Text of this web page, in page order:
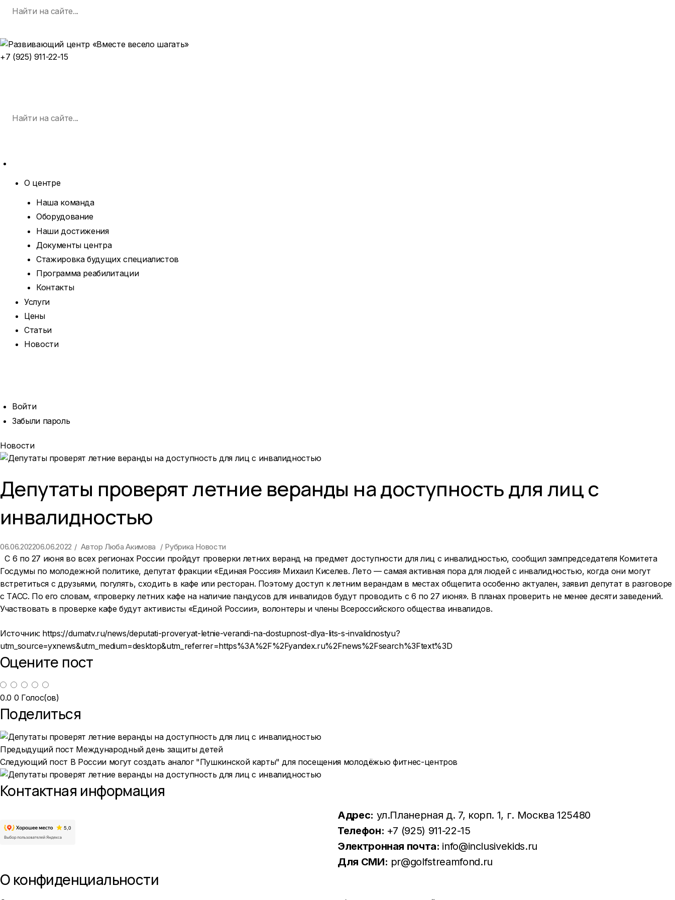
Skip
+7 (925) 911-22-15
О центре
Наша команда
Оборудование
Наши достижения
Документы центра
Стажировка будущих специалистов
Программа реабилитации
Контакты
Услуги
Цены
Статьи
Новости
Войти
Забыли пароль
Новости
Депутаты проверят летние веранды на доступность для лиц с
инвалидностью
06.06.202206.06.2022 Автор Люба Акимова Рубрика Новости
С 6 по 27 июня во всех регионах России пройдут проверки летних веранд на предмет доступности для лиц с инвалидностью, сообщил зампредседателя Комитета
Госдумы по молодежной политике, депутат фракции «Единая Россия» Михаил Киселев. Лето — самая активная пора для людей с инвалидностью, когда они могут
встретиться с друзьями, погулять, сходить в кафе или ресторан. Поэтому доступ к летним верандам в местах общепита особенно актуален, заявил депутат в разговоре
с ТАСС. По его словам, «проверку летних кафе на наличие пандусов для инвалидов будут проводить с 6 по 27 июня». В планах проверить не менее десяти заведений.
Участвовать в проверке кафе будут активисты «Единой России», волонтеры и члены Всероссийского общества инвалидов.
Источник: https://dumatv.ru/news/deputati-proveryat-letnie-verandi-na-dostupnost-dlya-lits-s-invalidnostyu?
utm_source=yxnews&utm_medium=desktop&utm_referrer=https%3A%2F%2Fyandex.ru%2Fnews%2Fsearch%3Ftext%3D
Оцените пост
0.0 0 Голос(ов)
Поделиться
Предыдущий пост Международный день защиты детей
Следующий пост В России могут создать аналог "Пушкинской карты" для посещения молодёжью фитнес-центров
Контактная информация
Адрес: ул.Планерная д. 7, корп. 1, г. Москва 125480
Телефон: +7 (925) 911-22-15
Электронная почта: info@inclusivekids.ru
Для СМИ: pr@golfstreamfond.ru
О конфиденциальности